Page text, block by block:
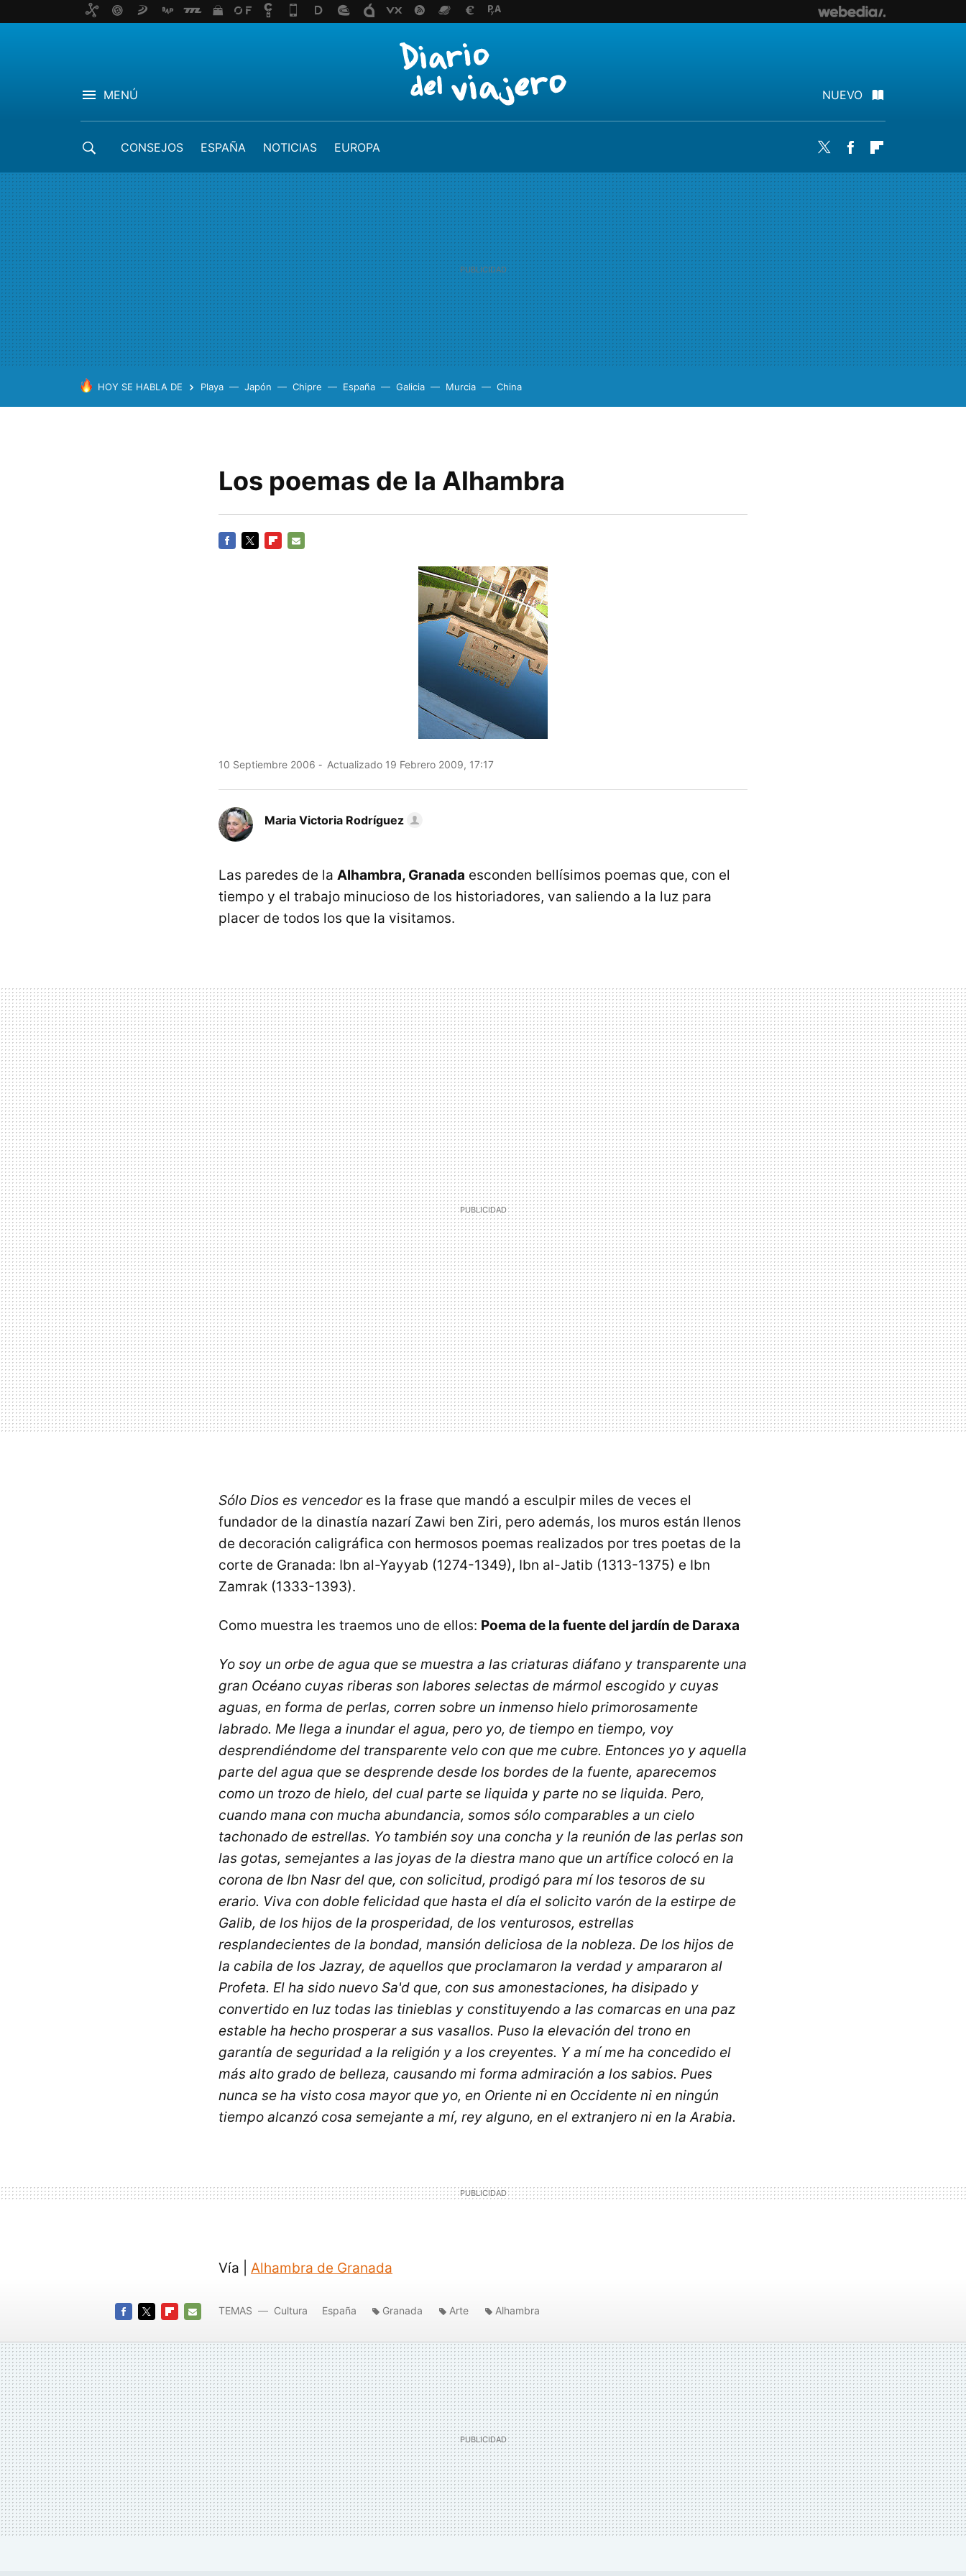
MENÚ NUEVO
CONSEJOS ESPAÑA NOTICIAS EUROPA Twitter Facebook
HOY SE HABLA DE Playa Japón Chipre España Galicia Murcia China
Los poemas de la Alhambra
10 Septiembre 2006 Actualizado 19 Febrero 2009, 17:17
Maria Victoria Rodríguez
Las paredes de la Alhambra, Granada esconden bellísimos poemas que, con el
tiempo y el trabajo minucioso de los historiadores, van saliendo a la luz para
placer de todos los que la visitamos.
Sólo Dios es vencedores la frase que mandó a esculpir miles de veces el
fundador de la dinastía nazarí Zawi ben Ziri, pero además, los muros están llenos
de decoración caligráfica con hermosos poemas realizados por tres poetas de la
corte de Granada: Ibn al-Yayyab (1274-1349), Ibn al-Jatib (1313-1375) e Ibn
Zamrak (1333-1393).
Como muestra les traemos uno de ellos: Poema de la fuente del jardín de Daraxa
Yo soy un orbe de agua que se muestra a las criaturas diáfano y transparente una
gran Océano cuyas riberas son labores selectas de mármol escogido y cuyas
aguas, en forma de perlas, corren sobre un inmenso hielo primorosamente
labrado. Me llega a inundar el agua, pero yo, de tiempo en tiempo, voy
desprendiéndome del transparente velo con que me cubre. Entonces yo y aquella
parte del agua que se desprende desde los bordes de la fuente, aparecemos
como un trozo de hielo, del cual parte se liquida y parte no se liquida. Pero,
cuando mana con mucha abundancia, somos sólo comparables a un cielo
tachonado de estrellas. Yo también soy una concha y la reunión de las perlas son
las gotas, semejantes a las joyas de la diestra mano que un artífice colocó en la
corona de Ibn Nasr del que, con solicitud, prodigó para mí los tesoros de su
erario. Viva con doble felicidad que hasta el día el solicito varón de la estirpe de
Galib, de los hijos de la prosperidad, de los venturosos, estrellas
resplandecientes de la bondad, mansión deliciosa de la nobleza. De los hijos de
la cabila de los Jazray, de aquellos que proclamaron la verdad y ampararon al
Profeta. El ha sido nuevo Sa'd que, con sus amonestaciones, ha disipado y
convertido en luz todas las tinieblas y constituyendo a las comarcas en una paz
estable ha hecho prosperar a sus vasallos. Puso la elevación del trono en
garantía de seguridad a la religión y a los creyentes. Y a mí me ha concedido el
más alto grado de belleza, causando mi forma admiración a los sabios. Pues
nunca se ha visto cosa mayor que yo, en Oriente ni en Occidente ni en ningún
tiempo alcanzó cosa semejante a mí, rey alguno, en el extranjero ni en la Arabia.
Vía | Alhambra de Granada
MAIL
TEMAS Cultura España Granada Arte Alhambra